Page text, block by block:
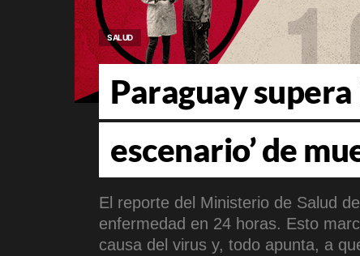
SALUD
Paraguay supera
escenario’ de
El reporte del Ministerio de Salud
enfermedad en 24 horas. Esto
causa del virus y, todo apunta, a